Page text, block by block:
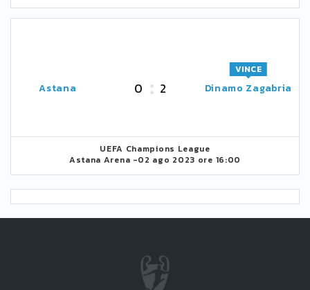
Astana 0 2 Dinamo Zagabria
VINCE
UEFA Champions League
Astana Arena -02 ago 2023 ore 16:00